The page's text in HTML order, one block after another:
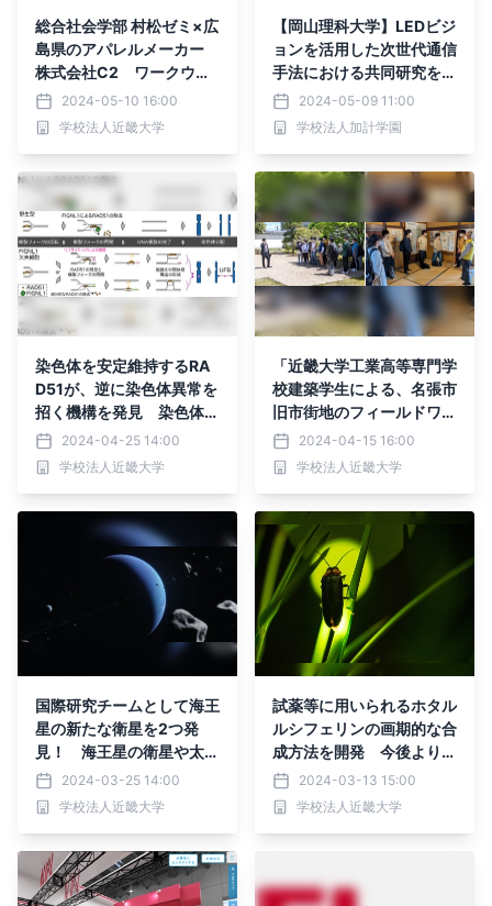
総合社会学部 村松ゼミ×広
島県のアパレルメーカー
株式会社C2 ワークウエ
ア生地を用いた新商品企画
とPRイベント案を学生が
発表
2024-05-10 16:00
学校法人近畿大学
【岡山理科大学】LEDビジ
ョンを活用した次世代通信
手法における共同研究を開
始
2024-05-09 11:00
学校法人加計学園
染色体を安定維持するRA
D51が、逆に染色体異常を
招く機構を発見 染色体の
不安定化が原因のがんを防
ぐ仕組みの解明に期待
2024-04-25 14:00
学校法人近畿大学
「近畿大学工業高等専門学
校建築学生による、名張市
旧市街地のフィールドワー
ク」について
2024-04-15 16:00
学校法人近畿大学
国際研究チームとして海王
星の新たな衛星を2つ発
見！ 海王星の衛星や太陽
系の惑星形成の解明に貢献
する研究成果
2024-03-25 14:00
学校法人近畿大学
試薬等に用いられるホタル
ルシフェリンの画期的な合
成方法を開発 今後より安
価で迅速な製造工程の確立
に期待
2024-03-13 15:00
学校法人近畿大学